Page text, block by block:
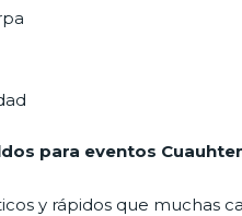
para eventos
y rápidos que muchas